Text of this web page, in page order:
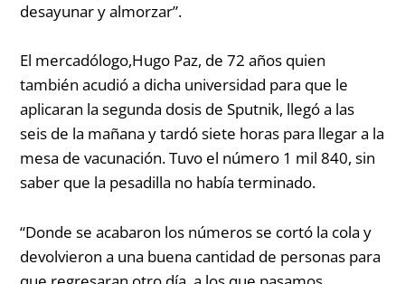
desayunar y almorzar”.
El mercadólogo,Hugo Paz, de 72 años quien
también acudió a dicha universidad para que le
aplicaran la segunda dosis de Sputnik, llegó a las
seis de la mañana y tardó siete horas para llegar a la
mesa de vacunación. Tuvo el número 1 mil 840, sin
saber que la pesadilla no había terminado.
“Donde se acabaron los números se cortó la cola y
devolvieron a una buena cantidad de personas para